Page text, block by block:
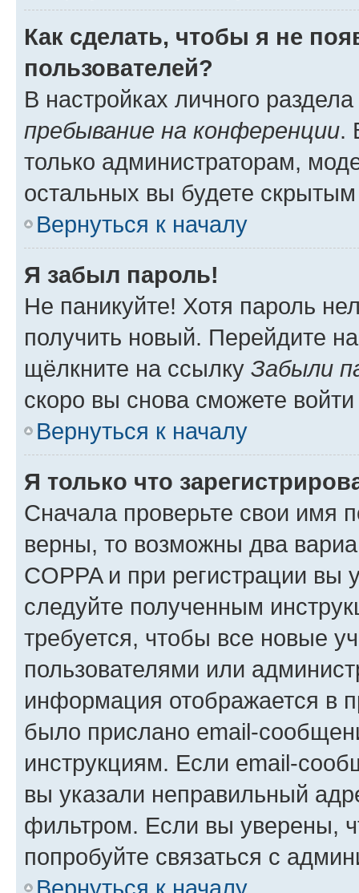
Как сделать, чтобы я не
пользователей?
В настройках личного
пребывание на конференции.
только администраторам,
остальных вы будете
Вернуться к началу
Я забыл пароль!
Не паникуйте! Хотя пароль
получить новый. Перейдите
щёлкните на ссылку Забыли
скоро вы снова сможете
Вернуться к началу
Я только что
Сначала проверьте свои имя
верны, то возможны два
COPPA и при регистрации вы
следуйте полученным
требуется, чтобы все новые
пользователями или
информация отображается в
было прислано email-
инструкциям. Если email-
вы указали неправильный
фильтром. Если вы уверены,
попробуйте связаться с
Вернуться к началу